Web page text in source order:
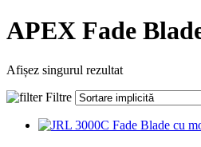
APEX Fade
Afișez singurul rezultat
Filtre